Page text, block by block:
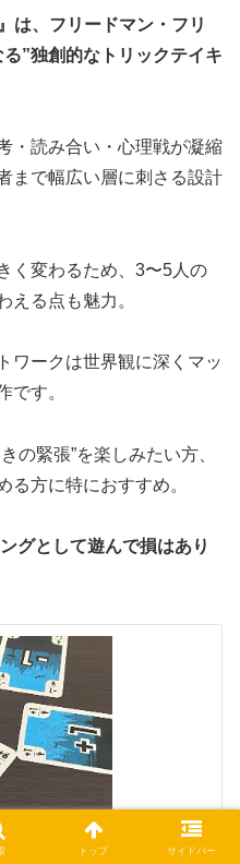
は、フリードマン・フリ
”独創的なトリックテイキ
・読み合い・心理戦が凝縮
まで幅広い層に刺さる設計
く変わるため、3〜5人の
える点も魅力。
ワークは世界観に深くマッ
です。
の緊張”を楽しみたい方、
る方に特におすすめ。
グとして遊んで損はあり
Bird トップ サイドバー